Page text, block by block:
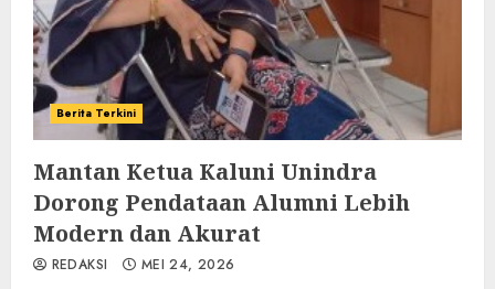
Berita Terkini
Mantan Ketua Kaluni Unindra
Dorong Pendataan Alumni Lebih
Modern dan Akurat
REDAKSI MEI 24, 2026